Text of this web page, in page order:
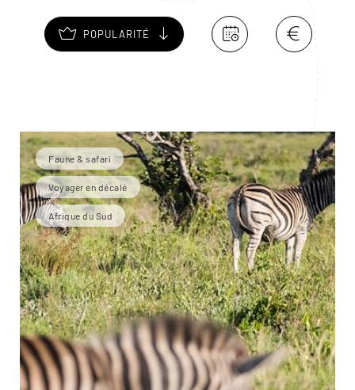
POPULARITÉ
Faune & safari
Voyager en décalé
Afrique du Sud